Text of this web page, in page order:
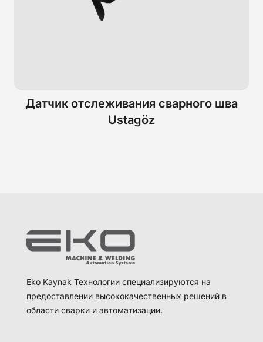
Датчик отслеживания сварного шва
Ustagöz
Eko Kaynak Технологии специализируются на
предоставлении высококачественных решений в
области сварки и автоматизации.